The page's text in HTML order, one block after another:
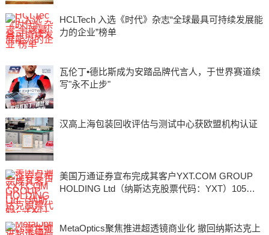
HCLTech 入选《时代》杂志“全球最具可持续发展能
力的企业”榜单
瓦伦丁•德比斯成为安踏品牌代言人，于世界赛道续
写"永不止步"
汉高上海包装回收评估与测试中心获欧盟机构认证
美国万通证券宣布完成其客户YXT.COM GROUP
HOLDING Ltd（纳斯达克股票代码：YXT）105万
MetaOptics聚焦推进超透镜商业化 撤回纳斯达克上